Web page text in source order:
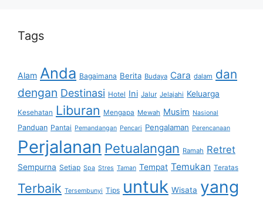
Tags
Alam Anda Bagaimana Berita Budaya Cara dalam dan
dengan Destinasi Hotel Ini Jalur Jelajahi Keluarga
Kesehatan Liburan Mengapa Mewah Musim Nasional
Panduan Pantai Pemandangan Pencari Pengalaman Perencanaan
Perjalanan Petualangan Ramah Retret
Sempurna Setiap Spa Stres Taman Tempat Temukan Teratas
Terbaik Tersembunyi Tips untuk Wisata yang